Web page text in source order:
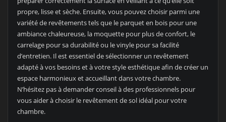
propre, lisse et sèche. Ensuite, vous pouvez choisir parmi une
variété de revêtements tels que le parquet en bois pour une
ambiance chaleureuse, la moquette pour plus de confort, le
carrelage pour sa durabilité ou le vinyle pour sa facilité
d’entretien. Il est essentiel de sélectionner un revêtement
adapté à vos besoins et à votre style esthétique afin de créer un
espace harmonieux et accueillant dans votre chambre.
N’hésitez pas à demander conseil à des professionnels pour
vous aider à choisir le revêtement de sol idéal pour votre
chambre.